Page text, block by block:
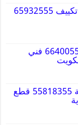
قص خرسانه وفتح كور تكييف 65932555
تظليل سيارة الكويت 66400552 فني
قطع غيار سيارات كورية 55818355 قطع